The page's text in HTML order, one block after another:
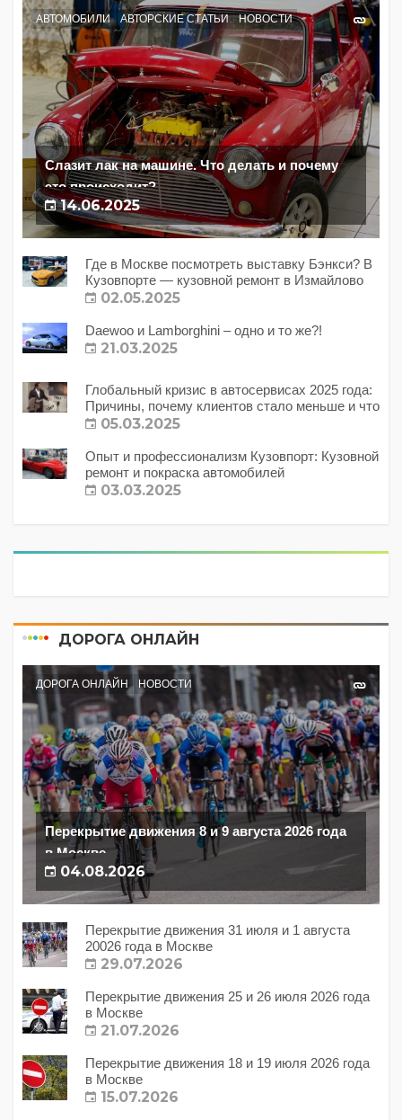
АВТОМОБИЛИ АВТОРСКИЕ СТАТЬИ НОВОСТИ
Слазит лак на машине. Что делать и почему
это происходит?
14.06.2025
Где в Москве посмотреть выставку Бэнкси? В
Кузовпорте — кузовной ремонт в Измайлово
02.05.2025
Daewoo и Lamborghini – одно и то же?!
21.03.2025
Глобальный кризис в автосервисах 2025 года:
Причины, почему клиентов стало меньше и что
с этим делать?
05.03.2025
Опыт и профессионализм Кузовпорт: Кузовной
ремонт и покраска автомобилей
03.03.2025
ДОРОГА ОНЛАЙН
ДОРОГА ОНЛАЙН НОВОСТИ
Перекрытие движения 8 и 9 августа 2026 года
в Москве
04.08.2026
Перекрытие движения 31 июля и 1 августа
20026 года в Москве
29.07.2026
Перекрытие движения 25 и 26 июля 2026 года
в Москве
21.07.2026
Перекрытие движения 18 и 19 июля 2026 года
в Москве
15.07.2026